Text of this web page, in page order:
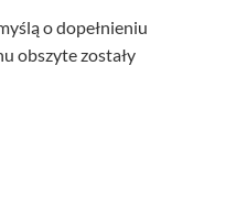
o dopełnieniu
obszyte zostały